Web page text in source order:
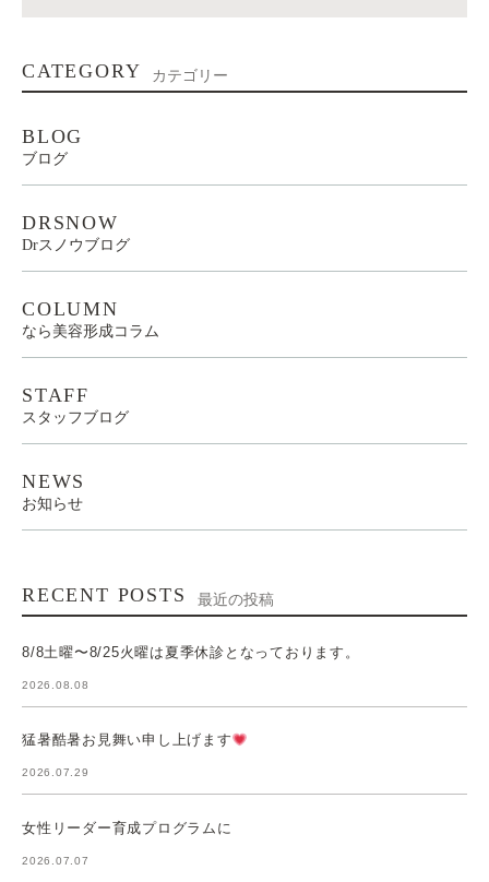
CATEGORY カテゴリー
BLOG
ブログ
DRSNOW
Drスノウブログ
COLUMN
なら美容形成コラム
STAFF
スタッフブログ
NEWS
お知らせ
RECENT POSTS 最近の投稿
8/8土曜〜8/25火曜は夏季休診となっております。
2026.08.08
猛暑酷暑お見舞い申し上げます
2026.07.29
女性リーダー育成プログラムに
2026.07.07